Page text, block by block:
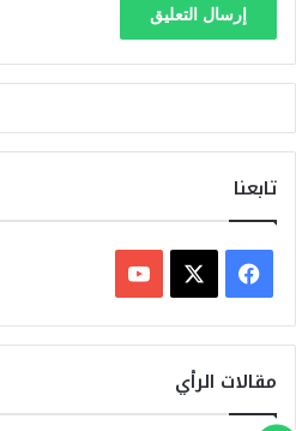
تابعنا
ي
ب
X
Y
u
مقالات الرأي